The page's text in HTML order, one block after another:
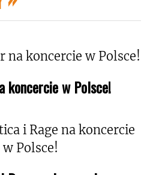
koncercie w Polsce!